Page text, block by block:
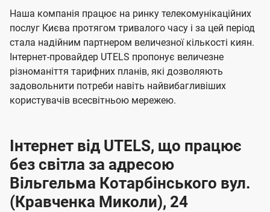
Наша компанія працює на ринку телекомунікаційних
послуг Києва протягом тривалого часу і за цей період
стала надійним партнером величезної кількості киян.
Інтернет-провайдер UTELS пропонує величезне
різноманіття тарифних планів, які дозволяють
задовольнити потреби навіть найвибагливіших
користувачів всесвітньою мережею.
Інтернет від UTELS, що працює
без світла за адресою
Вільгельма Котарбінського вул.
(Кравченка Миколи), 24